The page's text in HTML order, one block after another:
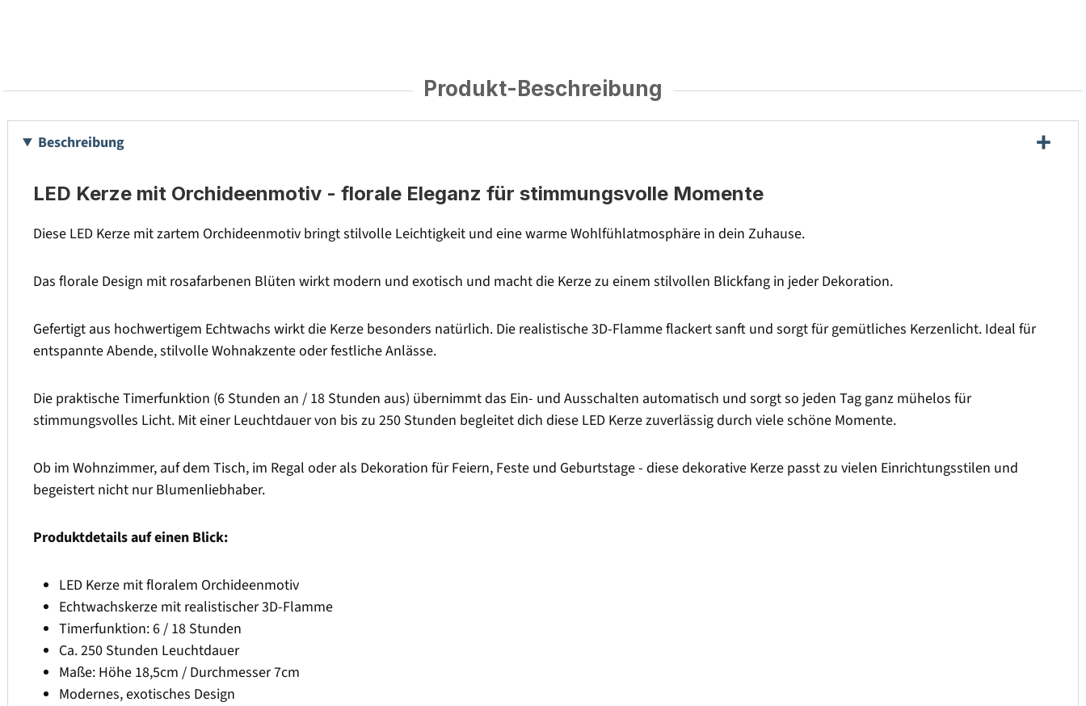
Produkt-Beschreibung
Beschreibung
LED Kerze mit Orchideenmotiv - florale Eleganz für stimmungsvolle Momente
Diese LED Kerze mit zartem Orchideenmotiv bringt stilvolle Leichtigkeit und eine warme Wohlfühlatmosphäre in dein Zuhause.
Das florale Design mit rosafarbenen Blüten wirkt modern und exotisch und macht die Kerze zu einem stilvollen Blickfang in jeder Dekoration.
Gefertigt aus hochwertigem Echtwachs wirkt die Kerze besonders natürlich. Die realistische 3D-Flamme flackert sanft und sorgt für gemütliches Kerzenlicht. Ideal für
entspannte Abende, stilvolle Wohnakzente oder festliche Anlässe.
Die praktische Timerfunktion (6 Stunden an / 18 Stunden aus) übernimmt das Ein- und Ausschalten automatisch und sorgt so jeden Tag ganz mühelos für
stimmungsvolles Licht. Mit einer Leuchtdauer von bis zu 250 Stunden begleitet dich diese LED Kerze zuverlässig durch viele schöne Momente.
Ob im Wohnzimmer, auf dem Tisch, im Regal oder als Dekoration für Feiern, Feste und Geburtstage - diese dekorative Kerze passt zu vielen Einrichtungsstilen und
begeistert nicht nur Blumenliebhaber.
Produktdetails auf einen Blick:
LED Kerze mit floralem Orchideenmotiv
Echtwachskerze mit realistischer 3D-Flamme
Timerfunktion: 6 / 18 Stunden
Ca. 250 Stunden Leuchtdauer
Maße: Höhe 18,5cm / Durchmesser 7cm
Modernes, exotisches Design